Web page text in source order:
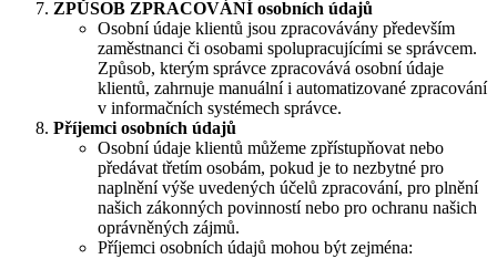
ZPŮSOB ZPRACOVÁNÍ osobních údajů
Osobní údaje klientů jsou zpracovávány především
zaměstnanci či osobami spolupracujícími se správcem.
Způsob, kterým správce zpracovává osobní údaje
klientů, zahrnuje manuální i automatizované zpracování
v informačních systémech správce.
Příjemci osobních údajů
Osobní údaje klientů můžeme zpřístupňovat nebo
předávat třetím osobám, pokud je to nezbytné pro
naplnění výše uvedených účelů zpracování, pro plnění
našich zákonných povinností nebo pro ochranu našich
oprávněných zájmů.
Příjemci osobních údajů mohou být zejména: